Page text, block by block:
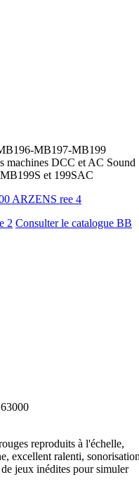
MB197-MB199
DCC et AC Sound
et 199SAC
2 Consulter le catalogue BB
reproduits à l'échelle,
excellent ralenti,
jeux inédites pour simuler